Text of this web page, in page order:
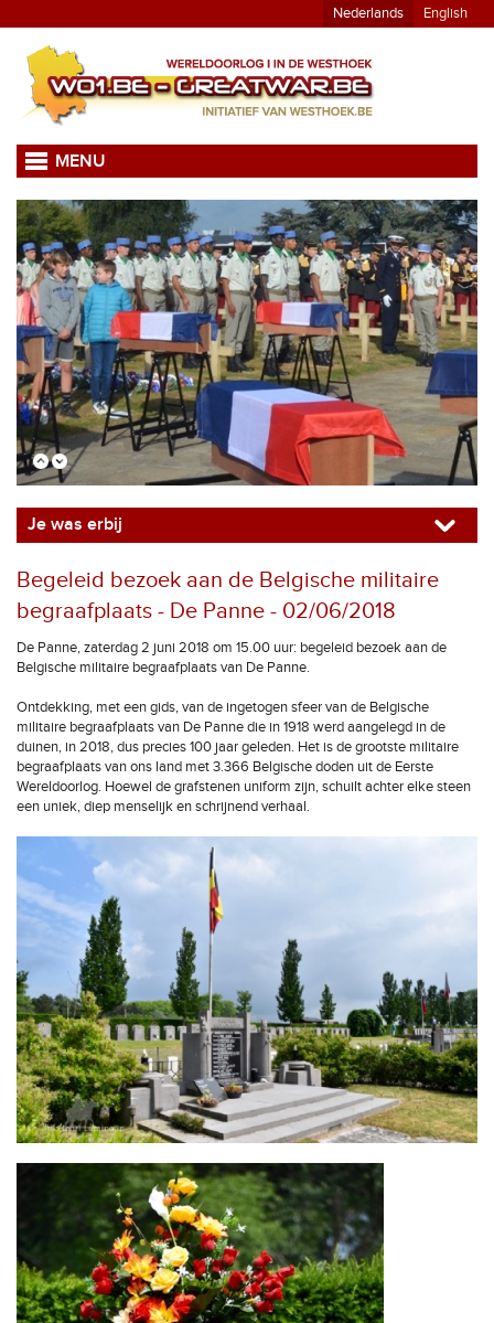
Nederlands English
MENU
Je was erbij
Begeleid bezoek aan de Belgische militaire
begraafplaats - De Panne - 02/06/2018
De Panne, zaterdag 2 juni 2018 om 15.00 uur: begeleid bezoek aan de
Belgische militaire begraafplaats van De Panne.
Ontdekking, met een gids, van de ingetogen sfeer van de Belgische
militaire begraafplaats van De Panne die in 1918 werd aangelegd in de
duinen, in 2018, dus precies 100 jaar geleden. Het is de grootste militaire
begraafplaats van ons land met 3.366 Belgische doden uit de Eerste
Wereldoorlog. Hoewel de grafstenen uniform zijn, schuilt achter elke steen
een uniek, diep menselijk en schrijnend verhaal.